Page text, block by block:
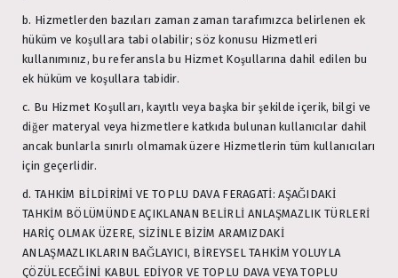
b. Hizmetlerden bazıları zaman zaman tarafımızca belirlenen ek
hüküm ve koşullara tabi olabilir; söz konusu Hizmetleri
kullanımınız, bu referansla bu Hizmet Koşullarına dahil edilen bu
ek hüküm ve koşullara tabidir.
c. Bu Hizmet Koşulları, kayıtlı veya başka bir şekilde içerik, bilgi ve
diğer materyal veya hizmetlere katkıda bulunan kullanıcılar dahil
ancak bunlarla sınırlı olmamak üzere Hizmetlerin tüm kullanıcıları
için geçerlidir.
d. TAHKİM BİLDİRİMİ VE TOPLU DAVA FERAGATİ: AŞAĞIDAKİ
TAHKİM BÖLÜMÜNDE AÇIKLANAN BELİRLİ ANLAŞMAZLIK TÜRLERİ
HARİÇ OLMAK ÜZERE, SİZİNLE BİZİM ARAMIZDAKİ
ANLAŞMAZLIKLARIN BAĞLAYICI, BİREYSEL TAHKİM YOLUYLA
ÇÖZÜLECEĞİNİ KABUL EDİYOR VE TOPLU DAVA VEYA TOPLU